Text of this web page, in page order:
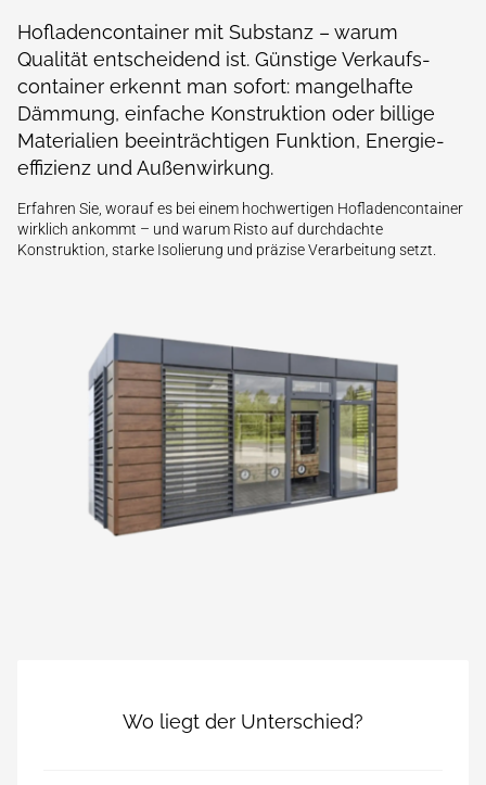
Hofladen­container mit Substanz – warum
Qualität entscheidend ist. Günstige Verkaufs­
container erkennt man sofort: mangel­hafte
Dämmung, einfache Konstruktion oder billige
Materialien beeinträchtigen Funktion, Energie­
effizienz und Außen­wirkung.
Erfahren Sie, worauf es bei einem hoch­wertigen Hofladen­container
wirklich ankommt – und warum Risto auf durch­dachte
Konstruktion, starke Isolierung und präzise Verarbeitung setzt.
Wo liegt der Unterschied?